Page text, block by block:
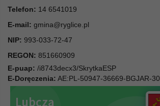
Telefon: 14 6541019
E-mail: gmina@ryglice.pl
NIP: 993-033-72-47
REGON: 851660909
E-puap: /i8743decx3/SkrytkaESP
E-Doręczenia: AE:PL-50947-36669-BGJAR-30